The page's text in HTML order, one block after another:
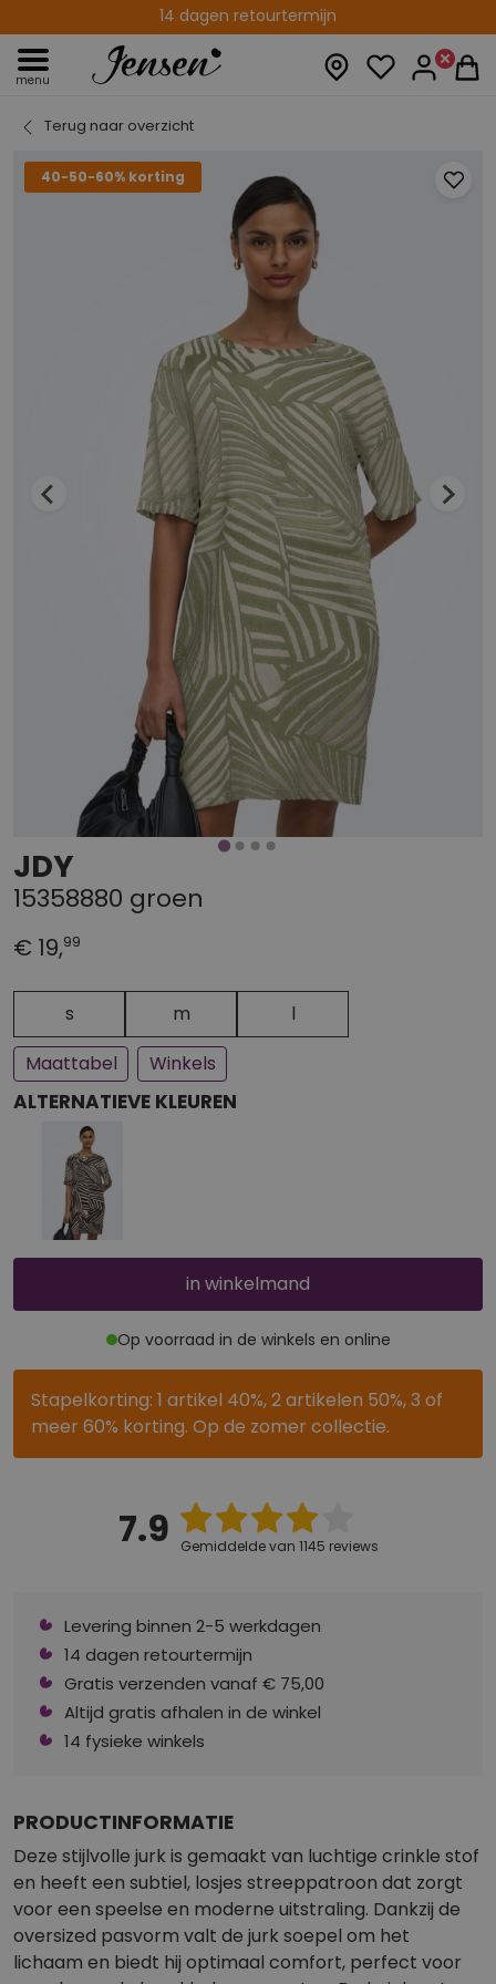
14 dagen retourtermijn
14 fysieke winkels
menu
Terug naar overzicht
40-50-60% korting
JDY
15358880 groen
€ 19,99
Een paar stuks op voorraad
Bijna uitverkocht
s m
l
Maattabel
Winkels
ALTERNATIEVE KLEUREN
in winkelmand
Op voorraad in de winkels en online
Stapelkorting: 1 artikel 40%, 2 artikelen 50%, 3 of
meer 60% korting. Op de zomer collectie.
7.9 Gemiddelde van 1145 reviews
Levering binnen 2-5 werkdagen
14 dagen retourtermijn
Gratis verzenden vanaf € 75,00
Altijd gratis afhalen in de winkel
14 fysieke winkels
PRODUCTINFORMATIE
Deze stijlvolle jurk is gemaakt van luchtige crinkle stof
en heeft een subtiel, losjes streeppatroon dat zorgt
voor een speelse en moderne uitstraling. Dankzij de
oversized pasvorm valt de jurk soepel om het
lichaam en biedt hij optimaal comfort, perfect voor